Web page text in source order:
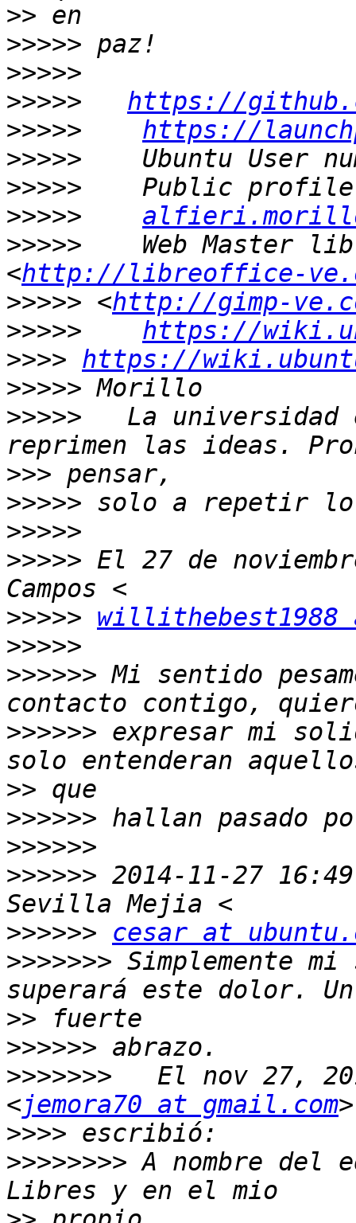
>>
>>>>>
>>>>>
>>>>>
https://
>>>>>
https://
>>>>>
>>>>>
>>>>>
>>>>>
Web Master
<http://libreoffice-
>>>>> <http://gimp-
>>>>>
https://
>>>> https://
>>>>>
>>>>>
La universidad
>>>
>>>>>
>>>>>
>>>>> El 27 de
>>>>> willithebest1988
>>>>>
>>>>>> Mi sentido
>>>>>> expresar mi
>>
>>>>>>
>>>>>>
>>>>>> 2014-11-27
>>>>>>
cesar at
>>>>>>> Simplemente mi
>>
>>>>>>
>>>>>>>
El nov 27,
<jemora70 at gmail.com
>>>>
>>>>>>>> A nombre del